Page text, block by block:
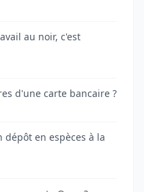
au noir, c'est
d'une carte bancaire ?
en espèces à la